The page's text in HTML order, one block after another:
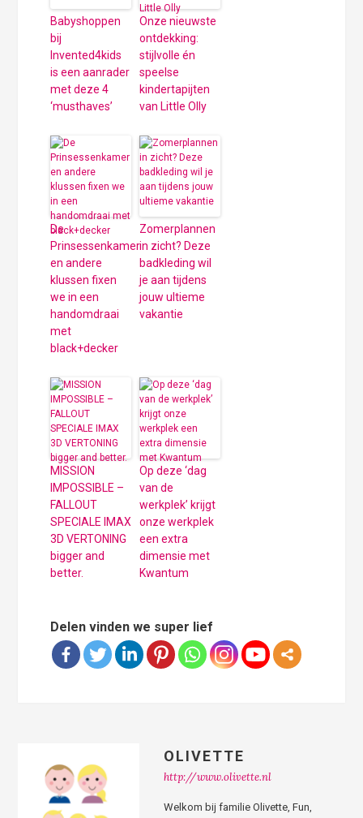
Babyshoppen
bij
Invented4kids
is een aanrader
met deze 4
‘musthaves’
Onze nieuwste
ontdekking:
stijlvolle én
speelse
kindertapijten
van Little Olly
De
Prinsessenkamer
en andere
klussen fixen
we in een
handomdraai
met
black+decker
Zomerplannen
in zicht? Deze
badkleding wil
je aan tijdens
jouw ultieme
vakantie
MISSION
IMPOSSIBLE –
FALLOUT
SPECIALE IMAX
3D VERTONING
bigger and
better.
Op deze ‘dag
van de
werkplek’ krijgt
onze werkplek
een extra
dimensie met
Kwantum
Delen vinden we super lief
OLIVETTE
http://www.olivette.nl
Welkom bij familie Olivette, Fun,